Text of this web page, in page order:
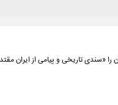
«سندی تاریخی و پیامی از ایران